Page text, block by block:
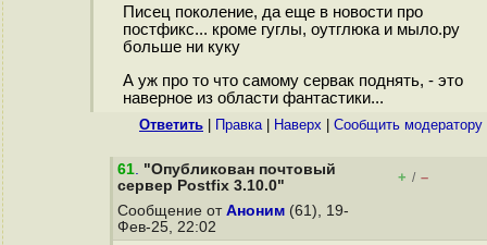
Пиceц поколение, да еще в новости про
постфикс... кроме гуглы, оутглюка и мыло.ру
больше ни куку
А уж про то что самому сервак поднять, - это
наверное из области фантастики...
Ответить Правка| Наверх Cообщить модератору
61. "Опубликован почтовый
сервер Postfix 3.10.0"
+ / –
Сообщение от Аноним (61), 19-
Фев-25, 22:02